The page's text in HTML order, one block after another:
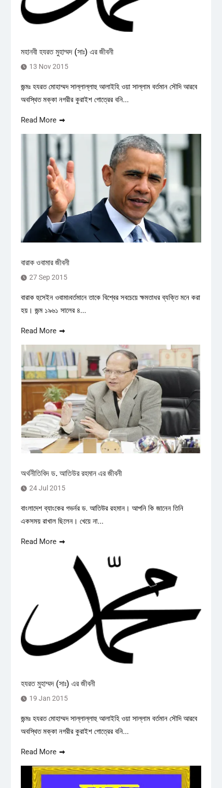
মহানবী হযরত মুহাম্মদ (সাঃ) এর জীবনী
13 Nov 2015
জন্মঃ হযরত মোহাম্মদ সাল্লাল্লাহু আলাইহি ওয়া সাল্লাম বর্তমান সৌদি আরবে
অবস্থিত মক্কা নগরীর কুরাইশ গোত্রের বনি...
Read More
বারাক ওবামার জীবনী
27 Sep 2015
বারাক হুসেইন ওবামা৷বর্তমানে তাকে বিশ্বের সবচেয়ে ক্ষমতাধর ব্যক্তি মনে করা
হয়। জন্ম ১৯৬১ সালের ৪...
Read More
অর্থনীতিবিদ ড. আতিউর রহমান এর জীবনী
24 Jul 2015
বাংলাদেশ ব্যাংকের গভর্নর ড. আতিউর রহমান। আপনি কি জানেন তিনি
একসময় রাখাল ছিলেন। খেয়ে না...
Read More
হযরত মুহাম্মদ (সাঃ) এর জীবনী
19 Jan 2015
জন্মঃ হযরত মোহাম্মদ সাল্লাল্লাহু আলাইহি ওয়া সাল্লাম বর্তমান সৌদি আরবে
অবস্থিত মক্কা নগরীর কুরাইশ গোত্রের বনি...
Read More